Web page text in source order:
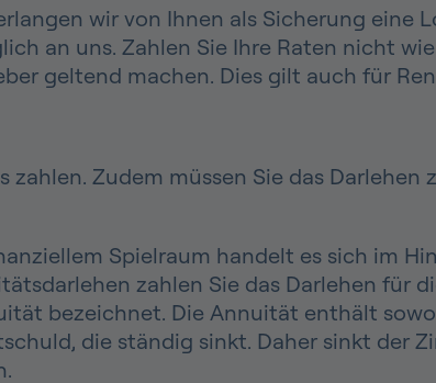
wir von Ihnen als Sicherung
an uns. Zahlen Sie Ihre Raten nicht
geltend machen. Dies gilt auch für
zahlen. Zudem müssen Sie das
Spielraum handelt es sich im
zahlen Sie das Darlehen für
bezeichnet. Die Annuität enthält
die ständig sinkt. Daher sinkt der